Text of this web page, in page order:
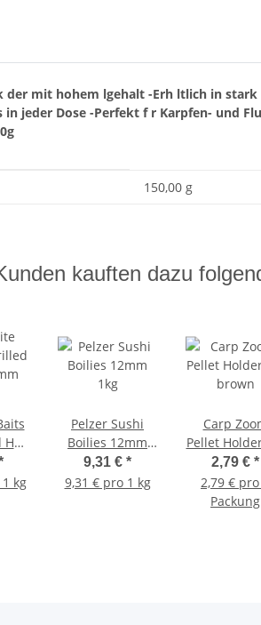
der mit hohem lgehalt -Erh ltlich in
in jeder Dose -Perfekt f r Karpfen- und
150,00 g
kauften dazu
kg
Pelzer Sushi
Boilies 12mm
1kg
9,31 € *
9,31 € pro 1 kg
Carp
Pellet
brown
2,79 € *
2,79 € pro
Packung